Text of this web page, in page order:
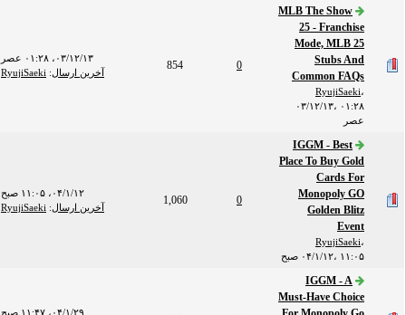
MLB The Show
25 - Franchise
Mode, MLB 25
Stubs And
Common FAQs
RyujiSaeki
۰۳/۱۲/۱۳، ۰۱:۲۸
عصر
854
۰۳/۱۲/۱۳، ۰۱:۲۸ عصر
آخرین ارسال:
RyujiSaeki
IGGM - Best
Place To Buy Gold
Cards For
Monopoly GO
Golden Blitz
Event
RyujiSaeki
۰۴/۱/۱۲، ۱۱:۰۵ صبح
1,060
۰۴/۱/۱۲، ۱۱:۰۵ صبح
آخرین ارسال:
RyujiSaeki
IGGM - A
Must-Have Choice
۰۴/۱/۲۹، ۱۱:۴۷ صبح